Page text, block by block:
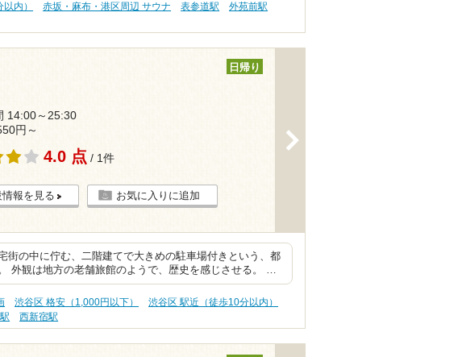
内）
赤坂・麻布・港区周辺 サウナ 表参道駅
外苑前駅
日帰り
14:00～25:30
円～
4.0 点 / 1件
情報を見る お気に入りに追加
街の中に佇む、二階建てで大きめの駐車場付きという、都
外観は地方の老舗旅館のようで、歴史を感じさせる。 …
渋谷区 格安（1,000円以下）
渋谷区 駅近（徒歩10分以内）
西新宿駅